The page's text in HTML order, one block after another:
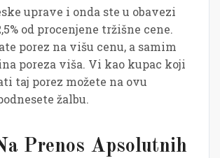
uprave i onda ste u obavezi
od procenjene tržišne cene.
porez na višu cenu, a samim
poreza viša. Vi kao kupac koji
taj porez možete na ovu
žalbu.
Prenos Apsolutnih